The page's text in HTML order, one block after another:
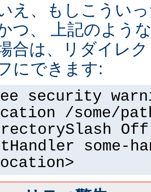
え、もしこうい
つ、 上記のよう
合は、リダイレ
にできます:
security
/some/
Off
some-